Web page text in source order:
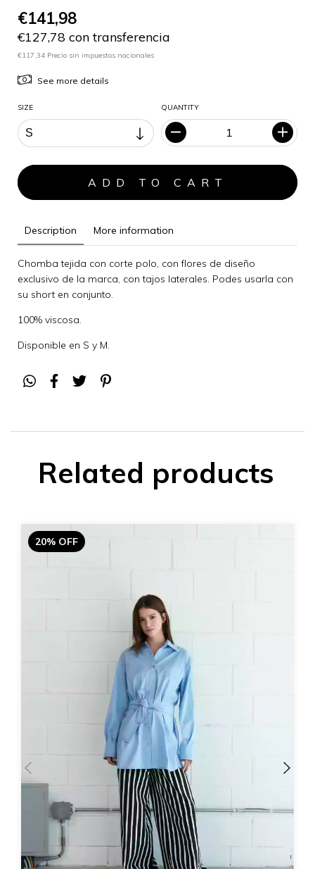
€141,98
€127,78 con transferencia
€117,34 Precio sin impuestos nacionales
See more details
SIZE QUANTITY
Description More information
Chomba tejida con corte polo, con flores de diseño
exclusivo de la marca, con tajos laterales. Podes usarla con
su short en conjunto.
100% viscosa.
Disponible en S y M.
Related products
20% OFF